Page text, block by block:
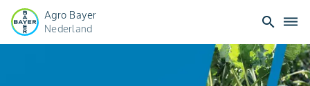
Agro Bayer
Nederland
search dehaze